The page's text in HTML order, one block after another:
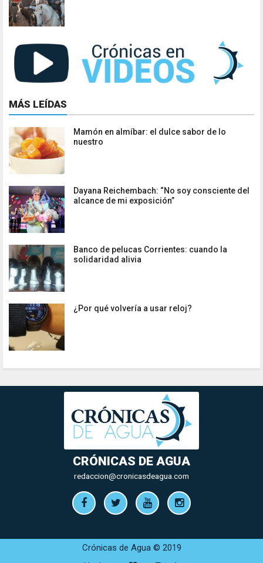
MÁS LEÍDAS
Mamón en almíbar: el dulce sabor de lo
nuestro
Dayana Reichembach: “No soy consciente del
alcance de mi exposición”
Banco de pelucas Corrientes: cuando la
solidaridad alivia
¿Por qué volvería a usar reloj?
CRÓNICAS DE AGUA
redaccion@cronicasdeagua.com
Crónicas de Agua © 2019